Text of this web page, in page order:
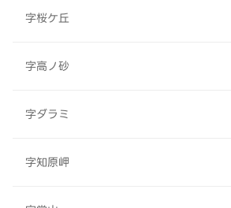
字桜ケ丘
字高ノ砂
字ダラミ
字知原岬